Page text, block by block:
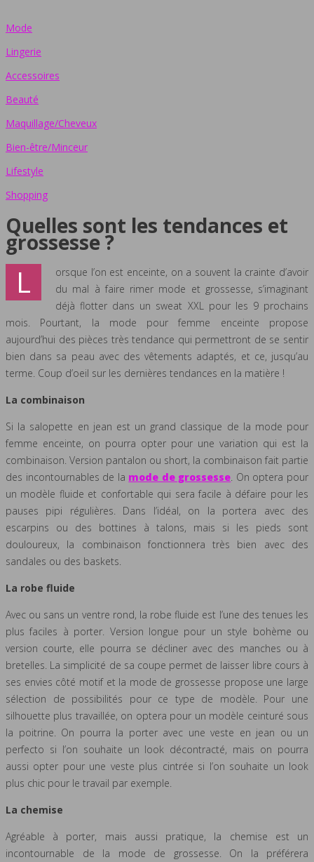
Mode
Lingerie
Accessoires
Beauté
Maquillage/Cheveux
Bien-être/Minceur
Lifestyle
Shopping
Quelles sont les tendances et
grossesse ?
L
orsque l’on est enceinte, on a souvent la crainte d’avoir
du mal à faire rimer mode et grossesse, s’imaginant
déjà flotter dans un sweat XXL pour les 9 prochains
mois. Pourtant, la mode pour femme enceinte propose
aujourd’hui des pièces très tendance qui permettront de se sentir
bien dans sa peau avec des vêtements adaptés, et ce, jusqu’au
terme. Coup d’oeil sur les dernières tendances en la matière !
La combinaison
Si la salopette en jean est un grand classique de la mode pour
femme enceinte, on pourra opter pour une variation qui est la
combinaison. Version pantalon ou short, la combinaison fait partie
des incontournables de la mode de grossesse . On optera pour
un modèle fluide et confortable qui sera facile à défaire pour les
pauses pipi régulières. Dans l’idéal, on la portera avec des
escarpins ou des bottines à talons, mais si les pieds sont
douloureux, la combinaison fonctionnera très bien avec des
sandales ou des baskets.
La robe fluide
Avec ou sans un ventre rond, la robe fluide est l’une des tenues les
plus faciles à porter. Version longue pour un style bohème ou
version courte, elle pourra se décliner avec des manches ou à
bretelles. La simplicité de sa coupe permet de laisser libre cours à
ses envies côté motif et la mode de grossesse propose une large
sélection de possibilités pour ce type de modèle. Pour une
silhouette plus travaillée, on optera pour un modèle ceinturé sous
la poitrine. On pourra la porter avec une veste en jean ou un
perfecto si l’on souhaite un look décontracté, mais on pourra
aussi opter pour une veste plus cintrée si l’on souhaite un look
plus chic pour le travail par exemple.
La chemise
Agréable à porter, mais aussi pratique, la chemise est un
incontournable de la mode de grossesse. On la préférera